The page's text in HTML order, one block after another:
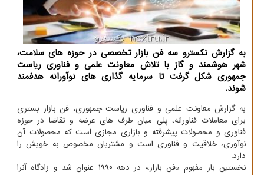
به گزارش نکسترو سه فن بازار تخصصی در حوزه های سلامت،
شهر هوشمند و گاز با تلاش معاونت علمی و فناوری ریاست
جمهوری شکل گرفت تا سرمایه گذاری های نوآورانه هدفمند
شوند.
به گزارش معاونت علمی و فناوری ریاست جمهوری، فن بازار بستری
برای معاملات فناورانه، پلی میان طرف های عرضه و تقاضا در حوزه
فناوری و محصولات پیشرفته و بازاری مجازی است که محصولات آن
نوآوری، خلاقیت و فناوری است و مشتریان مخصوص به خویش را
دارد.
نخستین بار مفهوم «فن بازار» در دهه ۱۹۹۰ عنوان شد و زادگاه آنرا